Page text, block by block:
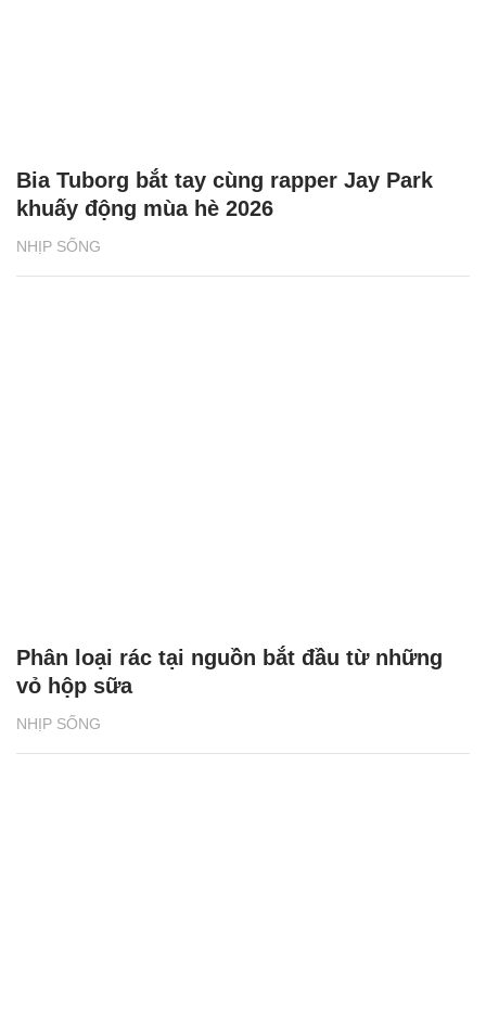
NHỊP SỐNG
Bia Tuborg bắt tay cùng rapper Jay Park
khuấy động mùa hè 2026
NHỊP SỐNG
Phân loại rác tại nguồn bắt đầu từ những
vỏ hộp sữa